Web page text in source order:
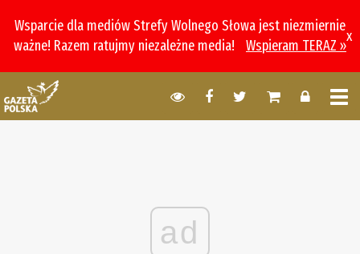
Wsparcie dla mediów Strefy Wolnego Słowa jest niezmiernie
ważne! Razem ratujmy niezależne media!
Wspieram TERAZ »
x
ad